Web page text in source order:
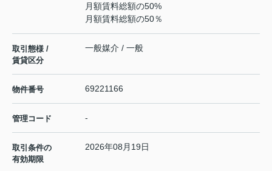
月額賃料総額の50%
月額賃料総額の50％
取引態様 /
賃貸区分
一般媒介 / 一般
物件番号 69221166
管理コード -
取引条件の
有効期限
2026年08月19日